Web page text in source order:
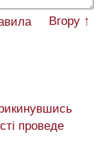
Вгору ↑
проведе